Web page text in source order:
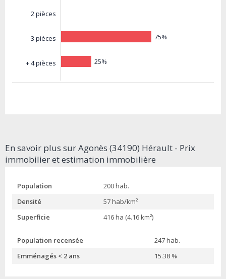
2 pièces
3 pièces
+ 4 pièces
75%
25%
En savoir plus sur Agonès (34190) Hérault - Prix
immobilier et estimation immobilière
Population
200 hab.
Densité
57 hab/km²
Superficie
416 ha (4.16 km²)
Population recensée
247 hab.
Emménagés < 2 ans
15.38 %